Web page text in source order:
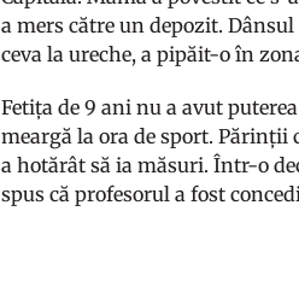
a mers către un depozit.
ceva la ureche, a pipăit-o în
Fetița de 9 ani nu a avut
meargă la ora de sport. Părinții
a hotărât să ia măsuri. Într-o
spus că profesorul a fost